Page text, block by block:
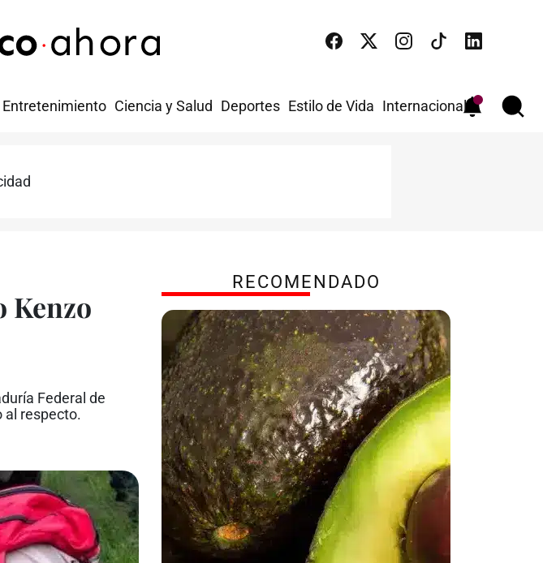
Entretenimiento Ciencia y Salud Deportes Estilo de Vida Internacional
Kenzo
Federal de
al respecto.
RECOMENDADO